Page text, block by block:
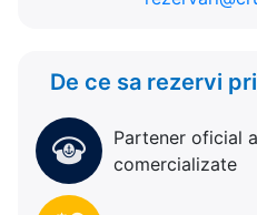
De ce sa rezervi
Partener oficial
comercializate